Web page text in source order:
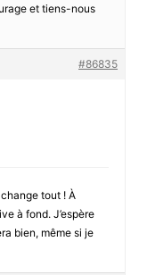
et tiens-nous
#86835
tout ! À
à fond. J’espère
bien, même si je